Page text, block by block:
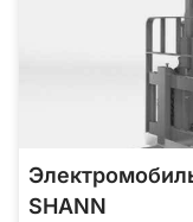
SHANN